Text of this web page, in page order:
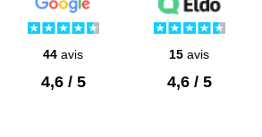
44 avis
4,6 / 5
15 avis
4,6 / 5